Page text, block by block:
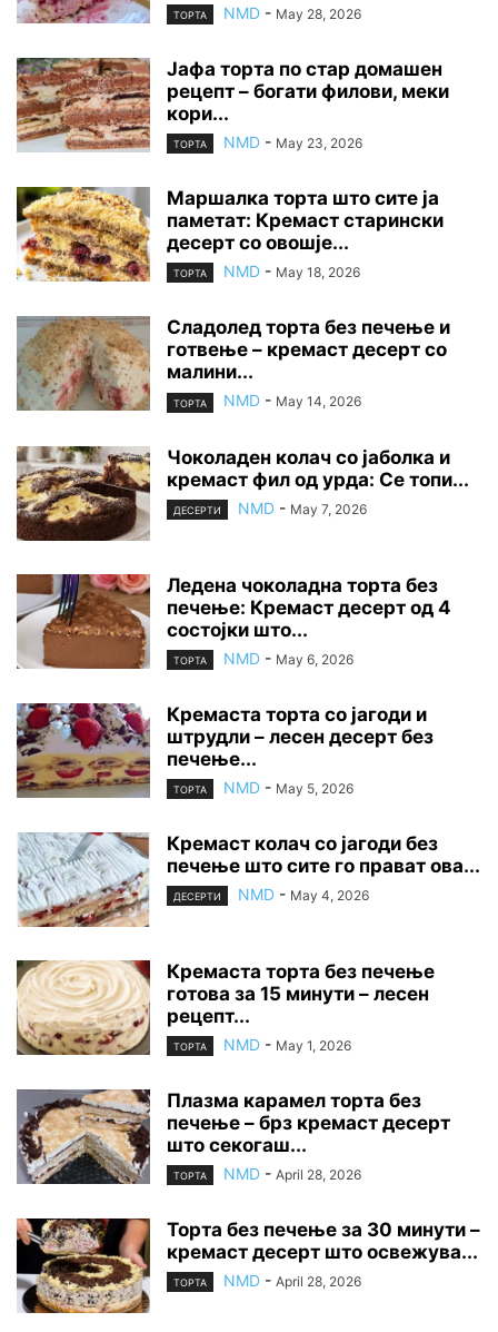
ТОРТА NMD - May 28, 2026
Јафа торта по стар домашен
рецепт – богати филови, меки
кори...
ТОРТА NMD - May 23, 2026
Маршалка торта што сите ја
паметат: Кремаст старински
десерт со овошје...
ТОРТА NMD - May 18, 2026
Сладолед торта без печење и
готвење – кремаст десерт со
малини...
ТОРТА NMD - May 14, 2026
Чоколаден колач со јаболка и
кремаст фил од урда: Се топи...
ДЕСЕРТИ NMD - May 7, 2026
Ледена чоколадна торта без
печење: Кремаст десерт од 4
состојки што...
ТОРТА NMD - May 6, 2026
Кремаста торта со јагоди и
штрудли – лесен десерт без
печење...
ТОРТА NMD - May 5, 2026
Кремаст колач со јагоди без
печење што сите го прават ова...
ДЕСЕРТИ NMD - May 4, 2026
Кремаста торта без печење
готова за 15 минути – лесен
рецепт...
ТОРТА NMD - May 1, 2026
Плазма карамел торта без
печење – брз кремаст десерт
што секогаш...
ТОРТА NMD - April 28, 2026
Торта без печење за 30 минути –
кремаст десерт што освежува...
ТОРТА NMD - April 28, 2026